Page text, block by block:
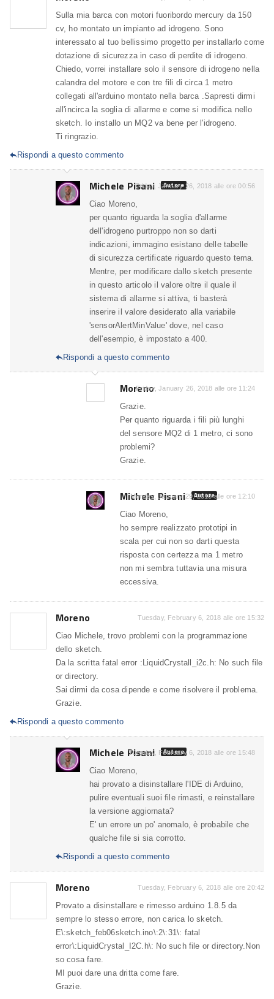
Sulla mia barca con motori fuoribordo mercury da 150
cv, ho montato un impianto ad idrogeno. Sono
interessato al tuo bellissimo progetto per installarlo come
dotazione di sicurezza in caso di perdite di idrogeno.
Chiedo, vorrei installare solo il sensore di idrogeno nella
calandra del motore e con tre fili di circa 1 metro
collegati all'arduino montato nella barca .Sapresti dirmi
all'incirca la soglia di allarme e come si modifica nello
sketch. Io installo un MQ2 va bene per l'idrogeno.
Ti ringrazio.
Rispondi a questo commento
Michele Pisani Autore
Friday, January 26, 2018 alle ore 00:56
Ciao Moreno,
per quanto riguarda la soglia d'allarme
dell'idrogeno purtroppo non so darti
indicazioni, immagino esistano delle tabelle
di sicurezza certificate riguardo questo tema.
Mentre, per modificare dallo sketch presente
in questo articolo il valore oltre il quale il
sistema di allarme si attiva, ti basterà
inserire il valore desiderato alla variabile
'sensorAlertMinValue' dove, nel caso
dell'esempio, è impostato a 400.
Rispondi a questo commento
Moreno
Friday, January 26, 2018 alle ore 11:24
Grazie.
Per quanto riguarda i fili più lunghi
del sensore MQ2 di 1 metro, ci sono
problemi?
Grazie.
Michele Pisani Autore
Monday, January 29, 2018 alle ore 12:10
Ciao Moreno,
ho sempre realizzato prototipi in
scala per cui non so darti questa
risposta con certezza ma 1 metro
non mi sembra tuttavia una misura
eccessiva.
Moreno Tuesday, February 6, 2018 alle ore 15:32
Ciao Michele, trovo problemi con la programmazione
dello sketch.
Da la scritta fatal error :LiquidCrystall_i2c.h: No such file
or directory.
Sai dirmi da cosa dipende e come risolvere il problema.
Grazie.
Rispondi a questo commento
Michele Pisani Autore
Tuesday, February 6, 2018 alle ore 15:48
Ciao Moreno,
hai provato a disinstallare l'IDE di Arduino,
pulire eventuali suoi file rimasti, e reinstallare
la versione aggiornata?
E' un errore un po' anomalo, è probabile che
qualche file si sia corrotto.
Rispondi a questo commento
Moreno Tuesday, February 6, 2018 alle ore 20:42
Provato a disinstallare e rimesso arduino 1.8.5 da
sempre lo stesso errore, non carica lo sketch.
E\:sketch_feb06sketch.ino\:2\:31\: fatal
error\:LiquidCrystal_I2C.h\: No such file or directory.Non
so cosa fare.
MI puoi dare una dritta come fare.
Grazie.